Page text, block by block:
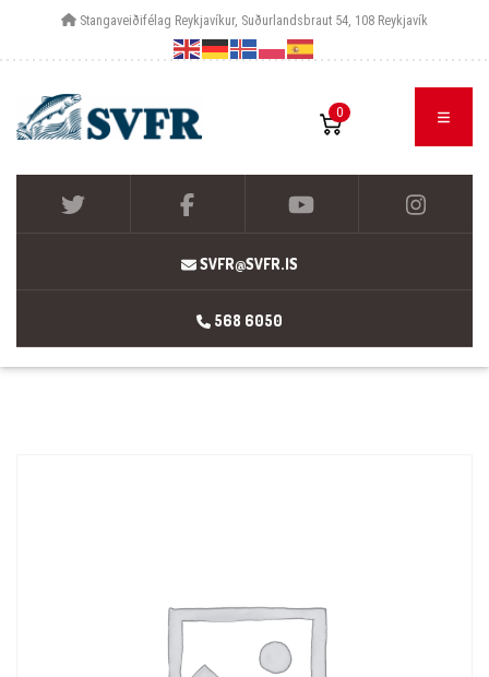
Stangaveiðifélag Reykjavíkur, Suðurlandsbraut 54, 108 Reykjavík
0
SVFR@SVFR.IS
568 6050